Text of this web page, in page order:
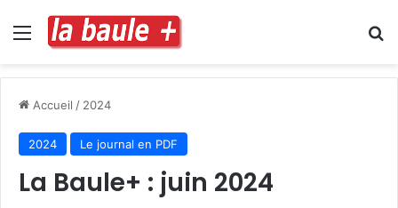
Menu
Accueil / 2024
2024 Le journal en PDF
La Baule+ : juin 2024